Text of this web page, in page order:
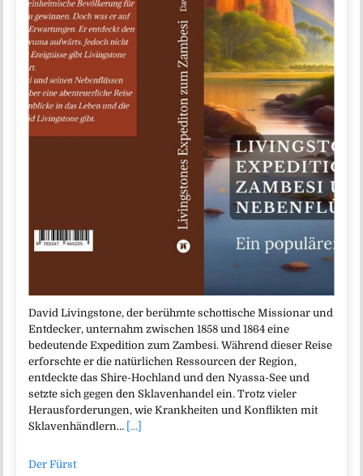
David Livingstone, der berühmte schottische Missionar und
Entdecker, unternahm zwischen 1858 und 1864 eine
bedeutende Expedition zum Zambesi. Während dieser Reise
erforschte er die natürlichen Ressourcen der Region,
entdeckte das Shire-Hochland und den Nyassa-See und
setzte sich gegen den Sklavenhandel ein. Trotz vieler
Herausforderungen, wie Krankheiten und Konflikten mit
Sklavenhändlern… [...]
Der Fürst